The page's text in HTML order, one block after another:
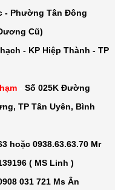
- Phường Tân Đông
Cũ)
- KP Hiệp Thành - TP
Số 025K Đường
TP Tân Uyên, Bình
hoặc 0938.63.63.70 Mr
( MS Linh )
031 721 Ms Ân